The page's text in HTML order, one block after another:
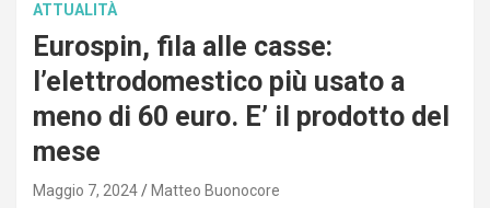
ATTUALITÀ
Eurospin, fila alle casse:
l’elettrodomestico più usato a
meno di 60 euro. E’ il prodotto del
mese
Maggio 7, 2024 Matteo Buonocore